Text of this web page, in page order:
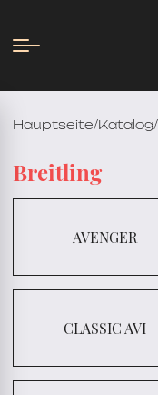
Hauptseite/ Katalog/
Breitling
AVENGER
CLASSIC AVI